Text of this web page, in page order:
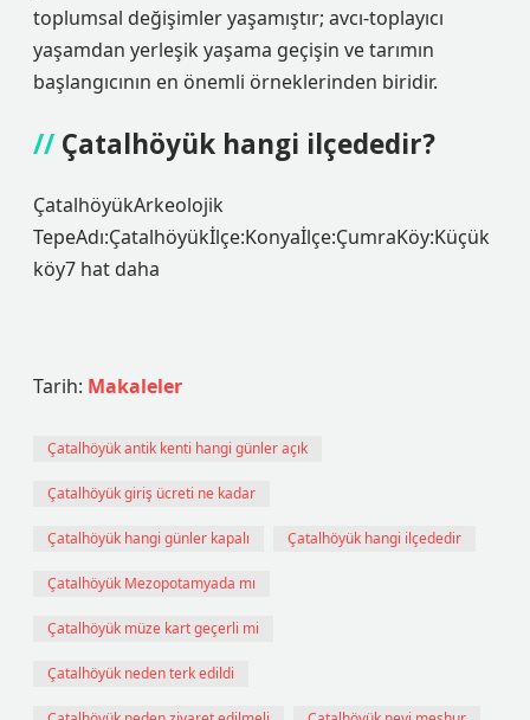
toplumsal değişimler yaşamıştır; avcı-toplayıcı
yaşamdan yerleşik yaşama geçişin ve tarımın
başlangıcının en önemli örneklerinden biridir.
Çatalhöyük hangi ilçededir?
ÇatalhöyükArkeolojik
TepeAdı:Çatalhöyükİlçe:Konyaİlçe:ÇumraKöy:Küçük
köy7 hat daha
Tarih: Makaleler
Çatalhöyük antik kenti hangi günler açık
Çatalhöyük giriş ücreti ne kadar
Çatalhöyük hangi günler kapalı Çatalhöyük hangi ilçededir
Çatalhöyük Mezopotamyada mı
Çatalhöyük müze kart geçerli mi
Çatalhöyük neden terk edildi